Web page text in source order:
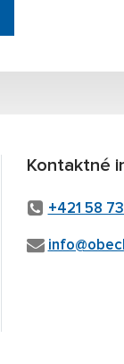
Kontaktné
+421 58